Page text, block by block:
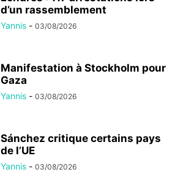
d’un rassemblement
Yannis - 03/08/2026
Manifestation à Stockholm pour
Gaza
Yannis - 03/08/2026
Sánchez critique certains pays
de l’UE
Yannis - 03/08/2026